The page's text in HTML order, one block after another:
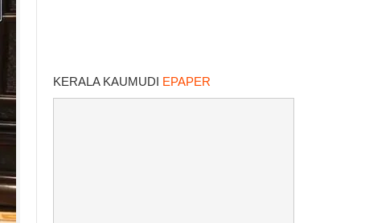
KERALA KAUMUDI EPAPER